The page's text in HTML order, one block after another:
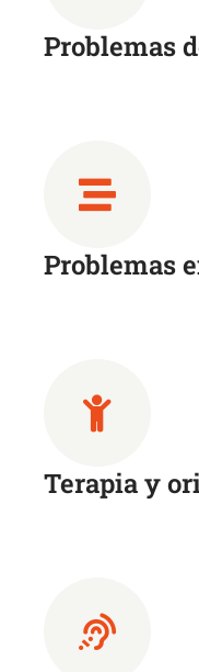
Problemas
Problemas
Terapia y